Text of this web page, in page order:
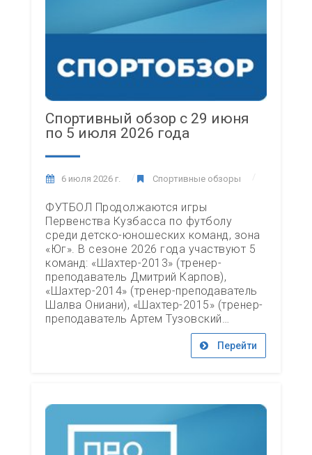
Спортивный обзор с 29 июня
по 5 июля 2026 года
6 июля 2026 г. Спортивные обзоры
ФУТБОЛ Продолжаются игры
Первенства Кузбасса по футболу
среди детско-юношеских команд, зона
«Юг». В сезоне 2026 года участвуют 5
команд: «Шахтер-2013» (тренер-
преподаватель Дмитрий Карпов),
«Шахтер-2014» (тренер-преподаватель
Шалва Ониани), «Шахтер-2015» (тренер-
преподаватель Артем Тузовский…
Перейти